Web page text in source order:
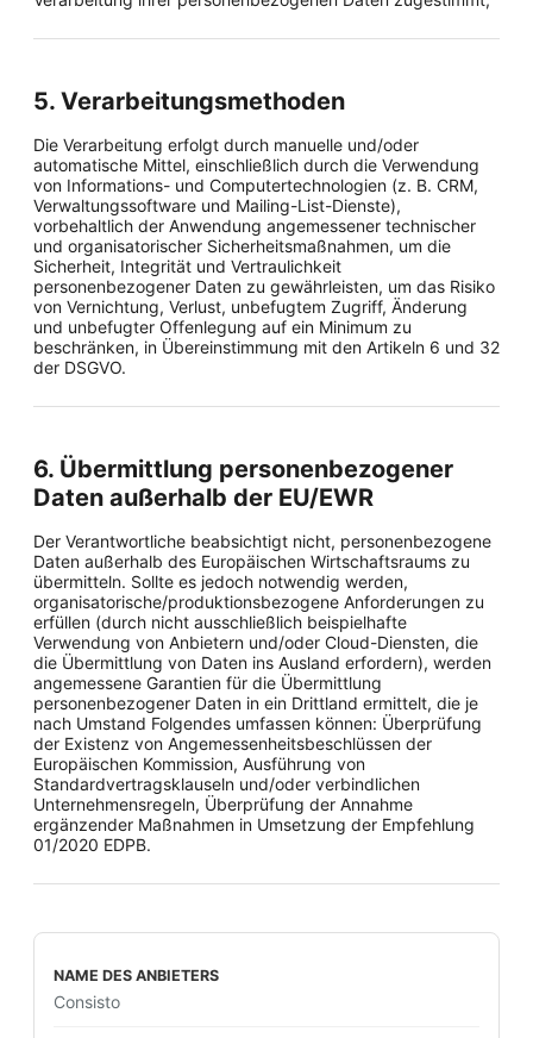
5. Verarbeitungsmethoden
Die Verarbeitung erfolgt durch manuelle und/oder
automatische Mittel, einschließlich durch die Verwendung
von Informations- und Computertechnologien (z. B. CRM,
Verwaltungssoftware und Mailing-List-Dienste),
vorbehaltlich der Anwendung angemessener technischer
und organisatorischer Sicherheitsmaßnahmen, um die
Sicherheit, Integrität und Vertraulichkeit
personenbezogener Daten zu gewährleisten, um das Risiko
von Vernichtung, Verlust, unbefugtem Zugriff, Änderung
und unbefugter Offenlegung auf ein Minimum zu
beschränken, in Übereinstimmung mit den Artikeln 6 und 32
der DSGVO.
6. Übermittlung personenbezogener
Daten außerhalb der EU/EWR
Der Verantwortliche beabsichtigt nicht, personenbezogene
Daten außerhalb des Europäischen Wirtschaftsraums zu
übermitteln. Sollte es jedoch notwendig werden,
organisatorische/produktionsbezogene Anforderungen zu
erfüllen (durch nicht ausschließlich beispielhafte
Verwendung von Anbietern und/oder Cloud-Diensten, die
die Übermittlung von Daten ins Ausland erfordern), werden
angemessene Garantien für die Übermittlung
personenbezogener Daten in ein Drittland ermittelt, die je
nach Umstand Folgendes umfassen können: Überprüfung
der Existenz von Angemessenheitsbeschlüssen der
Europäischen Kommission, Ausführung von
Standardvertragsklauseln und/oder verbindlichen
Unternehmensregeln, Überprüfung der Annahme
ergänzender Maßnahmen in Umsetzung der Empfehlung
01/2020 EDPB.
Consisto